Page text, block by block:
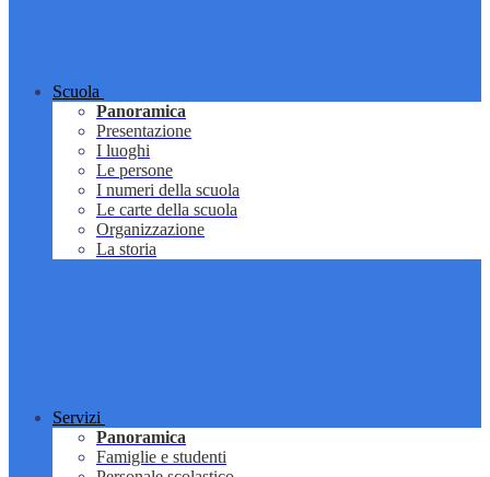
Scuola
Panoramica
Presentazione
I luoghi
Le persone
I numeri della scuola
Le carte della scuola
Organizzazione
La storia
Servizi
Panoramica
Famiglie e studenti